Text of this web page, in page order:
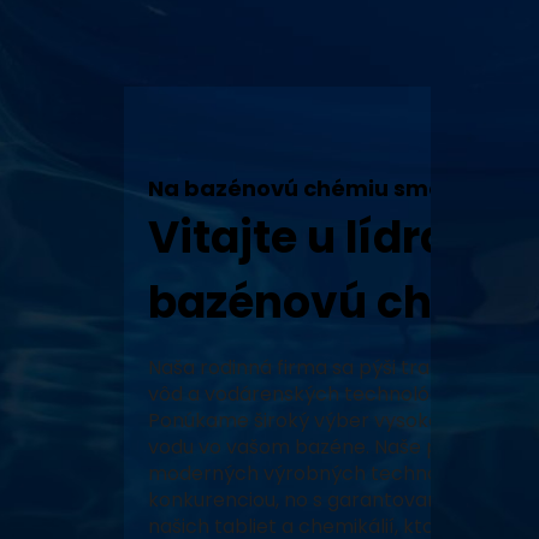
Na bazénovú chémiu sme tu my!
Vitajte u lídra v
bazénovú chémiu!
Naša rodinná firma sa pýši tradíciou,
vôd a vodárenských technológií a
Ponúkame široký výber vysoko
vodu vo vašom bazéne. Naše produkty,
moderných výrobných technológiách,
konkurenciou, no s garantovaným
našich tabliet a chemikálií, ktoré prešli